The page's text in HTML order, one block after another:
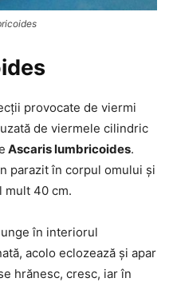
provocate de viermi
de viermele cilindric
Ascaris lumbricoides.
parazit în corpul omului și
mult 40 cm.
în interiorul
acolo eclozează și apar
hrănesc, cresc, iar în